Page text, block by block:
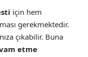
için hem
gerekmektedir.
çıkabilir. Buna
etme